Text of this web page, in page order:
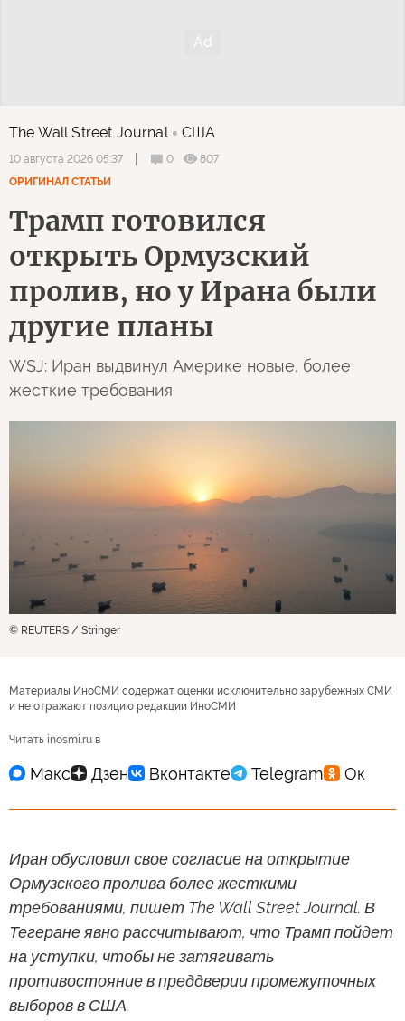
The Wall Street Journal США
10 августа 2026 05:37 0
807
ОРИГИНАЛ СТАТЬИ
Трамп готовился
открыть Ормузский
пролив, но у Ирана были
другие планы
WSJ: Иран выдвинул Америке новые, более
жесткие требования
© REUTERS / Stringer
Материалы ИноСМИ содержат оценки исключительно зарубежных СМИ
и не отражают позицию редакции ИноСМИ
Читать inosmi.ru в
Иран обусловил свое согласие на открытие
Ормузского пролива более жесткими
требованиями, пишет The Wall Street Journal. В
Тегеране явно рассчитывают, что Трамп пойдет
на уступки, чтобы не затягивать
противостояние в преддверии промежуточных
выборов в США.